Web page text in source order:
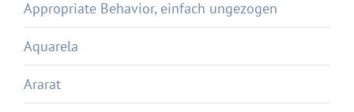
Appropriate Behavior, einfach ungezogen
Aquarela
Ararat